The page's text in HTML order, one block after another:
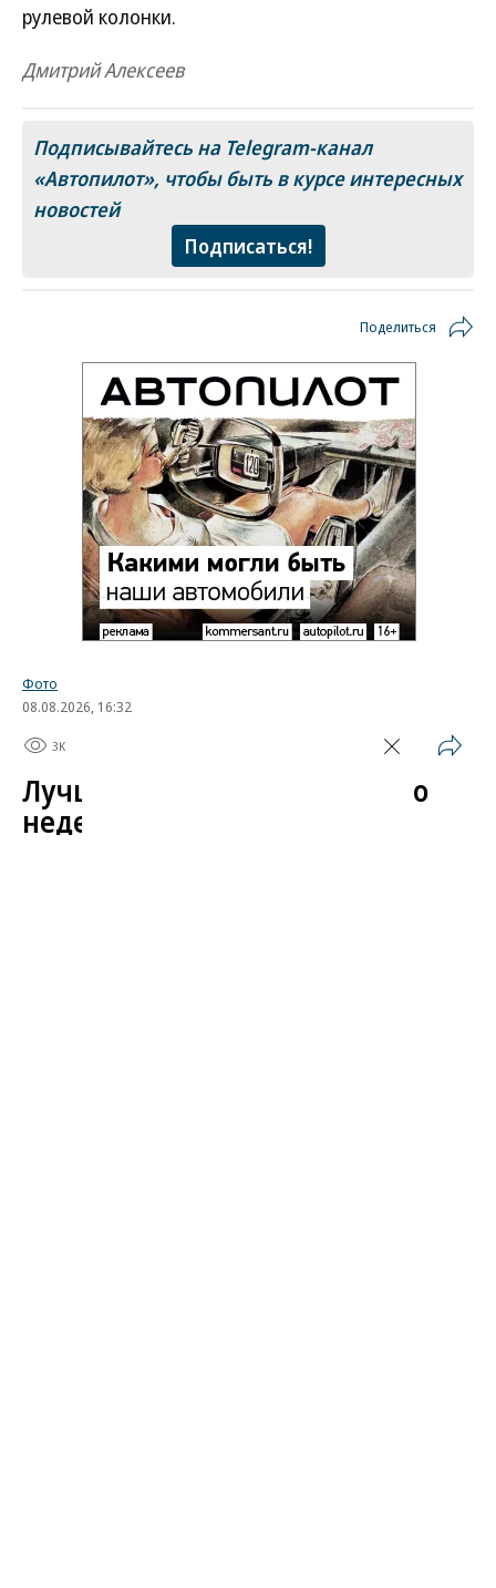
рулевой колонки.
Дмитрий Алексеев
Подписывайтесь на Telegram-канал
«Автопилот», чтобы быть в курсе интересных
новостей
Подписаться!
Поделиться
Фото
08.08.2026, 16:32
3K
Лучшие автомобильные фото
недели